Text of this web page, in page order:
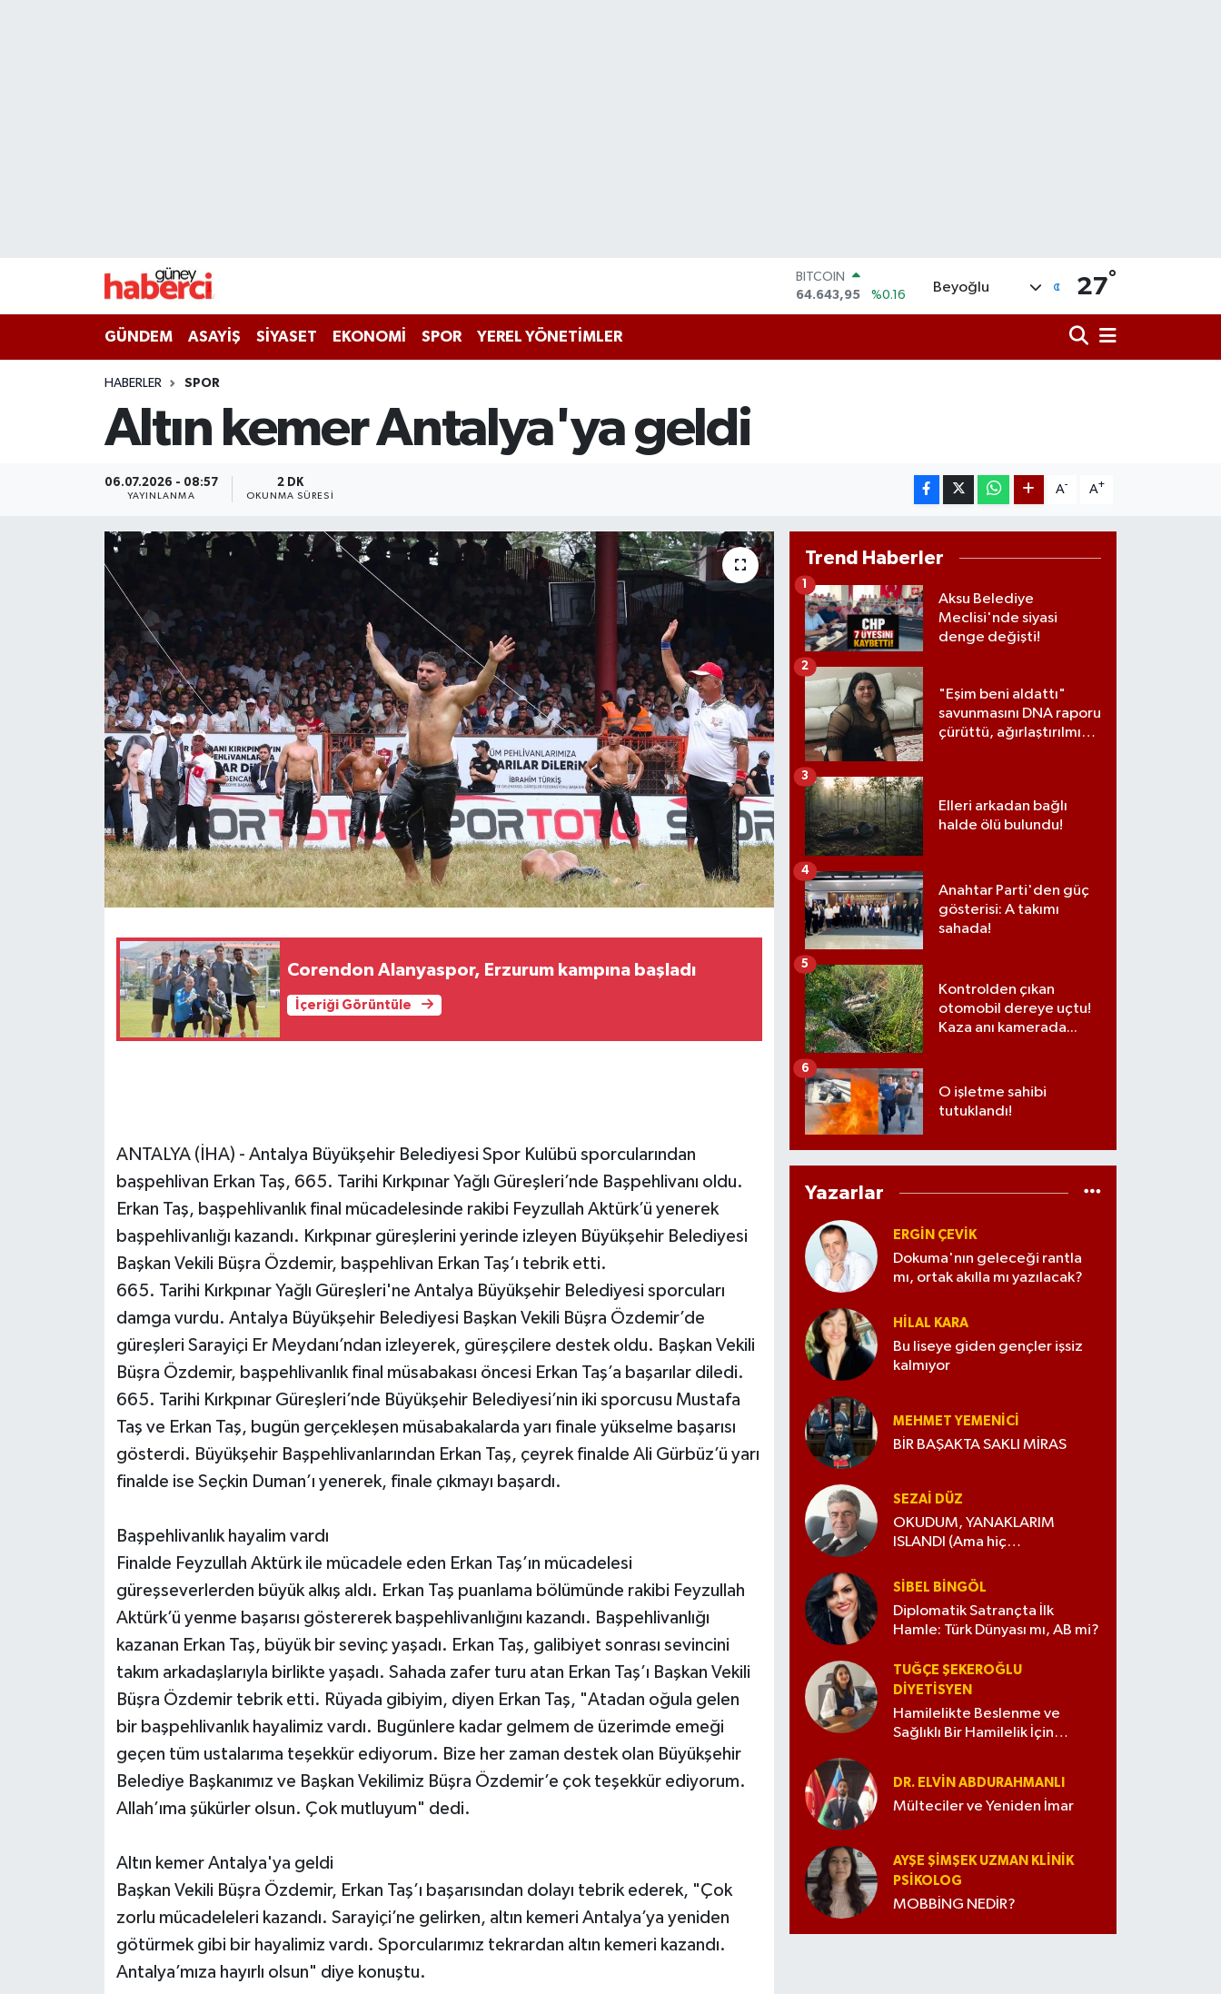
64.643,95
DOLAR
55,0406
%-0.08
Beyoğlu 27°
GÜNDEM ASAYİŞ SİYASET EKONOMİ SPOR YEREL YÖNETİMLER
HABERLER SPOR
Altın kemer Antalya'ya geldi
06.07.2026 - 08:57
YAYINLANMA
2 DK
OKUNMA SÜRESI
A- A+
Corendon Alanyaspor, Erzurum kampına başladı
İçeriği Görüntüle
ANTALYA (İHA) - Antalya Büyükşehir Belediyesi Spor Kulübü sporcularından
başpehlivan Erkan Taş, 665. Tarihi Kırkpınar Yağlı Güreşleri’nde Başpehlivanı oldu.
Erkan Taş, başpehlivanlık final mücadelesinde rakibi Feyzullah Aktürk’ü yenerek
başpehlivanlığı kazandı. Kırkpınar güreşlerini yerinde izleyen Büyükşehir Belediyesi
Başkan Vekili Büşra Özdemir, başpehlivan Erkan Taş’ı tebrik etti.
665. Tarihi Kırkpınar Yağlı Güreşleri'ne Antalya Büyükşehir Belediyesi sporcuları
damga vurdu. Antalya Büyükşehir Belediyesi Başkan Vekili Büşra Özdemir’de
güreşleri Sarayiçi Er Meydanı’ndan izleyerek, güreşçilere destek oldu. Başkan Vekili
Büşra Özdemir, başpehlivanlık final müsabakası öncesi Erkan Taş’a başarılar diledi.
665. Tarihi Kırkpınar Güreşleri’nde Büyükşehir Belediyesi’nin iki sporcusu Mustafa
Taş ve Erkan Taş, bugün gerçekleşen müsabakalarda yarı finale yükselme başarısı
gösterdi. Büyükşehir Başpehlivanlarından Erkan Taş, çeyrek finalde Ali Gürbüz’ü yarı
finalde ise Seçkin Duman’ı yenerek, finale çıkmayı başardı.
Başpehlivanlık hayalim vardı
Finalde Feyzullah Aktürk ile mücadele eden Erkan Taş’ın mücadelesi
güreşseverlerden büyük alkış aldı. Erkan Taş puanlama bölümünde rakibi Feyzullah
Aktürk’ü yenme başarısı göstererek başpehlivanlığını kazandı. Başpehlivanlığı
kazanan Erkan Taş, büyük bir sevinç yaşadı. Erkan Taş, galibiyet sonrası sevincini
takım arkadaşlarıyla birlikte yaşadı. Sahada zafer turu atan Erkan Taş’ı Başkan Vekili
Büşra Özdemir tebrik etti. Rüyada gibiyim, diyen Erkan Taş, "Atadan oğula gelen
bir başpehlivanlık hayalimiz vardı. Bugünlere kadar gelmem de üzerimde emeği
geçen tüm ustalarıma teşekkür ediyorum. Bize her zaman destek olan Büyükşehir
Belediye Başkanımız ve Başkan Vekilimiz Büşra Özdemir’e çok teşekkür ediyorum.
Allah’ıma şükürler olsun. Çok mutluyum" dedi.
Altın kemer Antalya'ya geldi
Başkan Vekili Büşra Özdemir, Erkan Taş’ı başarısından dolayı tebrik ederek, "Çok
zorlu mücadeleleri kazandı. Sarayiçi’ne gelirken, altın kemeri Antalya’ya yeniden
götürmek gibi bir hayalimiz vardı. Sporcularımız tekrardan altın kemeri kazandı.
Antalya’mıza hayırlı olsun" diye konuştu.
Trend Haberler
Aksu Belediye
Meclisi'nde siyasi
denge değişti!
1
"Eşim beni aldattı"
savunmasını DNA raporu
çürüttü, ağırlaştırılmış
2
Elleri arkadan bağlı
halde ölü bulundu!
3
Anahtar Parti'den güç
gösterisi: A takımı
sahada!
4
Kontrolden çıkan
otomobil dereye uçtu!
Kaza anı kamerada...
5
O işletme sahibi
tutuklandı!
6
Yazarlar
ERGIN ÇEVİK
Dokuma'nın geleceği rantla
mı, ortak akılla mı yazılacak?
HILAL KARA
Bu liseye giden gençler işsiz
kalmıyor
MEHMET YEMENICI
BİR BAŞAKTA SAKLI MİRAS
SEZAI DÜZ
OKUDUM, YANAKLARIM
ISLANDI (Ama hiç
SIBEL BINGÖL
Diplomatik Satrançta İlk
Hamle: Türk Dünyası mı, AB mi?
TUĞÇE ŞEKEROĞLU
DIYETISYEN
Hamilelikte Beslenme ve
Sağlıklı Bir Hamilelik İçin
DR. ELVIN ABDURAHMANLI
Mülteciler ve Yeniden İmar
AYŞE ŞIMŞEK UZMAN KLINIK
PSIKOLOG
MOBBİNG NEDİR?
Haber Arşivi